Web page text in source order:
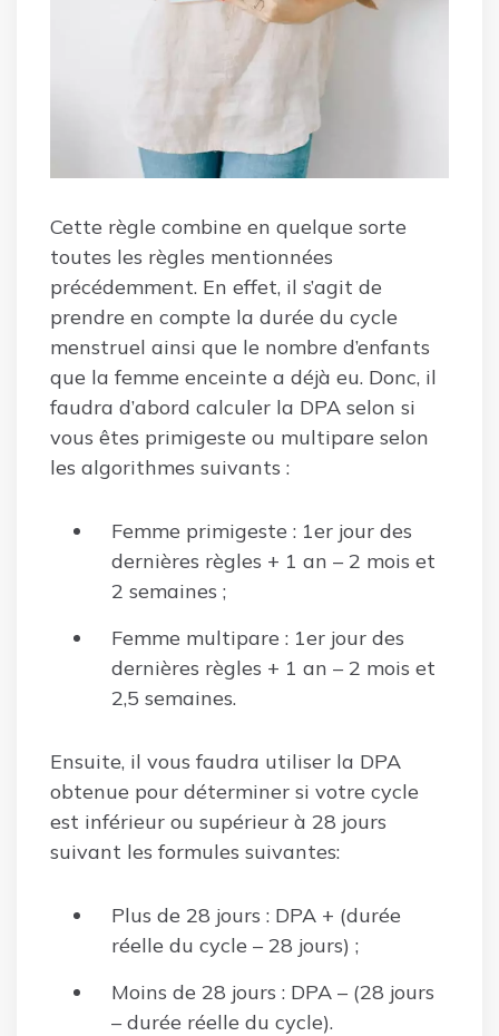
Cette règle combine en quelque sorte
toutes les règles mentionnées
précédemment. En effet, il s’agit de
prendre en compte la durée du cycle
menstruel ainsi que le nombre d’enfants
que la femme enceinte a déjà eu. Donc, il
faudra d’abord calculer la DPA selon si
vous êtes primigeste ou multipare selon
les algorithmes suivants :
Femme primigeste : 1er jour des
dernières règles + 1 an – 2 mois et
2 semaines ;
Femme multipare : 1er jour des
dernières règles + 1 an – 2 mois et
2,5 semaines.
Ensuite, il vous faudra utiliser la DPA
obtenue pour déterminer si votre cycle
est inférieur ou supérieur à 28 jours
suivant les formules suivantes:
Plus de 28 jours : DPA + (durée
réelle du cycle – 28 jours) ;
Moins de 28 jours : DPA – (28 jours
– durée réelle du cycle).